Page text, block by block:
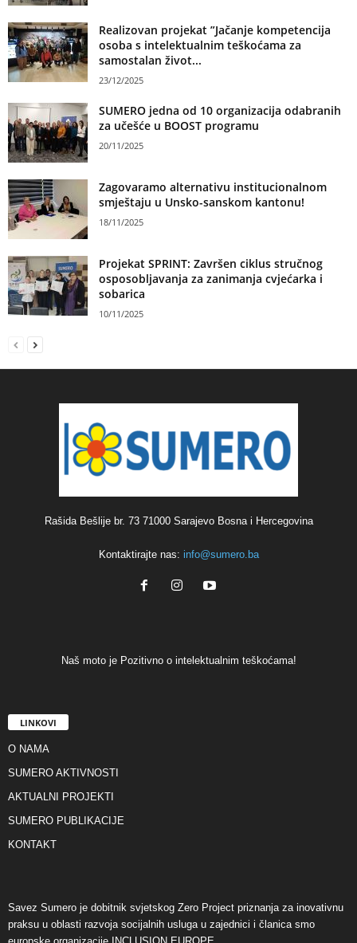
Realizovan projekat ”Jačanje kompetencija
osoba s intelektualnim teškoćama za
samostalan život...
23/12/2025
SUMERO jedna od 10 organizacija odabranih
za učešće u BOOST programu
20/11/2025
Zagovaramo alternativu institucionalnom
smještaju u Unsko-sanskom kantonu!
18/11/2025
Projekat SPRINT: Završen ciklus stručnog
osposobljavanja za zanimanja cvjećarka i
sobarica
10/11/2025
Rašida Bešlije br. 73 71000 Sarajevo Bosna i Hercegovina
Kontaktirajte nas: info@sumero.ba
Naš moto je Pozitivno o intelektualnim teškoćama!
LINKOVI
O NAMA
SUMERO AKTIVNOSTI
AKTUALNI PROJEKTI
SUMERO PUBLIKACIJE
KONTAKT
Savez Sumero je dobitnik svjetskog Zero Project priznanja za inovativnu
praksu u oblasti razvoja socijalnih usluga u zajednici i članica smo